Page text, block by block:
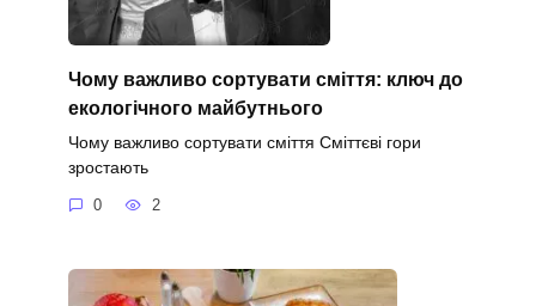
Чому важливо сортувати сміття: ключ до
екологічного майбутнього
Чому важливо сортувати сміття Сміттєві гори
зростають
0 2